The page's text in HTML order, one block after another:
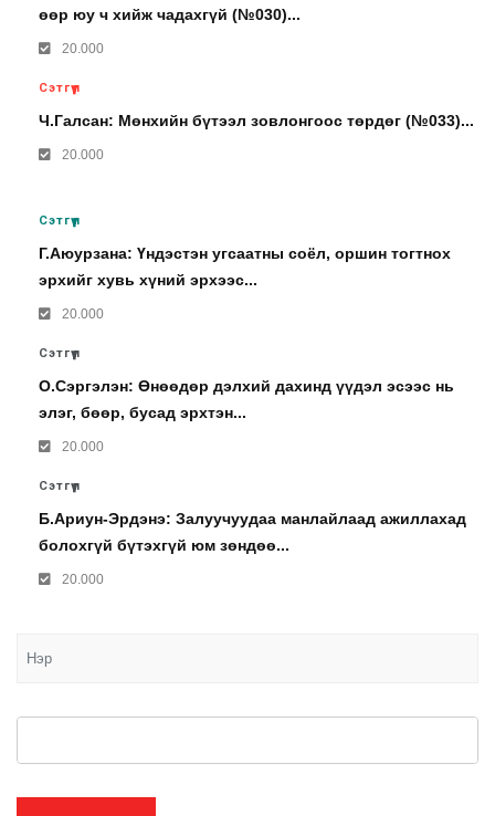
өөр юу ч хийж чадахгүй (№030)...
20.000
Сэтгүүл
Ч.Галсан: Мөнхийн бүтээл зовлонгоос төрдөг (№033)...
20.000
Сэтгүүл
Г.Аюурзана: Үндэстэн угсаатны соёл, оршин тогтнох
эрхийг хувь хүний эрхээс...
20.000
Сэтгүүл
О.Сэргэлэн: Өнөөдөр дэлхий дахинд үүдэл эсээс нь
элэг, бөөр, бусад эрхтэн...
20.000
Сэтгүүл
Б.Ариун-Эрдэнэ: Залуучуудаа манлайлаад ажиллахад
болохгүй бүтэхгүй юм зөндөө...
20.000